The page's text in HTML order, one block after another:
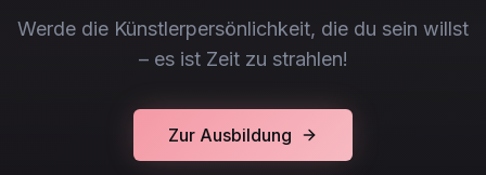
Werde die Künstlerpersönlichkeit, die du sein willst
– es ist Zeit zu strahlen!
Zur Ausbildung